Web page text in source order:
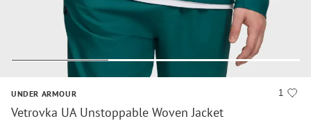
1
UNDER ARMOUR
Vetrovka UA Unstoppable Woven Jacket